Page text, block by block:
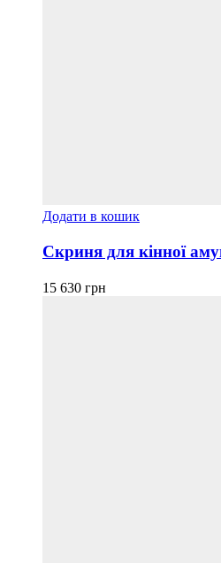
Додати в кошик
Скриня для кінної
15 630 грн